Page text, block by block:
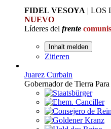
FIDEL VESOYA | LOS
NUEVO
Líderes del frente
Inhalt melden
Zitieren
Juarez Curbain
Gobernador de Tierra Para